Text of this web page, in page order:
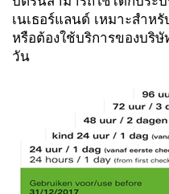
เนเธอร์แลนด์ เหมาะสำห
หรือต้องใช้บริการของบริ
วัน